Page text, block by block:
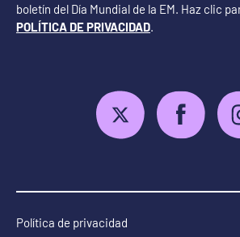
boletín del Día Mundial de la EM. Haz clic
POLÍTICA DE PRIVACIDAD.
Política de privacidad